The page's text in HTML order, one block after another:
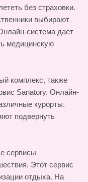
без страховки.
выбирают
система дает
медицинскую
комплекс, также
Sanatory. Онлайн-
курорты.
подвернуть
сервисы
Этот сервис
отдыха. На